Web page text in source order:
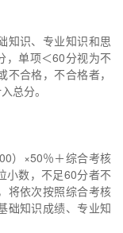
知识、专业知识和思
，单项＜60分视为不
合格，不合格者，
总分。
）×50％＋综合考核
小数，不足60分者不
将依次按照综合考核
础知识成绩、专业知